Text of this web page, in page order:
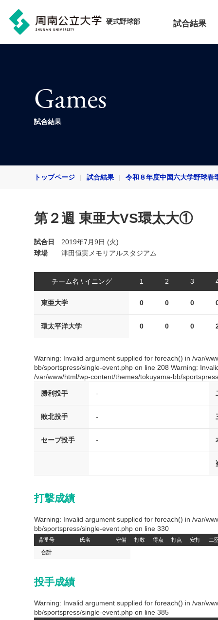
硬式野球部 試合結果
Games
試合結果
トップページ 試合結果 令和８年度中国六大学野球春
第２週 東亜大VS環太大①
試合日
2019年7月9日 (火)
球場
津田恒実メモリアルスタジアム
チーム名 \ イニング 1 2 3
東亜大学 0 0 0
環太平洋大学 0 0 0
Warning: Invalid argument supplied for foreach() in /var/
bb/sportspress/single-event.php on line 208 Warning:
/var/www/html/wp-content/themes/tokuyama-bb/
勝利投手 -
敗北投手 -
セーブ投手 -
打撃成績
Warning: Invalid argument supplied for foreach() in /var/
bb/sportspress/single-event.php on line 330
背番号 氏名 守備 打数 得点 打点 安打 二
合計
投手成績
Warning: Invalid argument supplied for foreach() in /var/
bb/sportspress/single-event.php on line 385